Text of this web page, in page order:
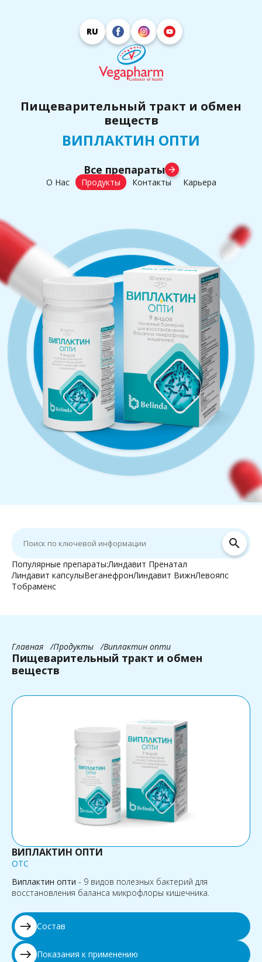
RU
Пищеварительный тракт и обмен
веществ
ВИПЛАКТИН ОПТИ
Все препараты arrow_forward
О Нас Продукты Контакты Карьера
search
Популярные препараты:Линдавит Пренатал
Линдавит капсулыВеганефронЛиндавит ВижнЛевояпс
Тобраменс
Пищеварительный тракт и обмен
веществ
Главная Продукты Виплактин опти
ВИПЛАКТИН ОПТИ
OTC
Виплактин опти - 9 видов полезных бактерий для
восстановления баланса микрофлоры кишечника.
east Состав
east Показания к применению